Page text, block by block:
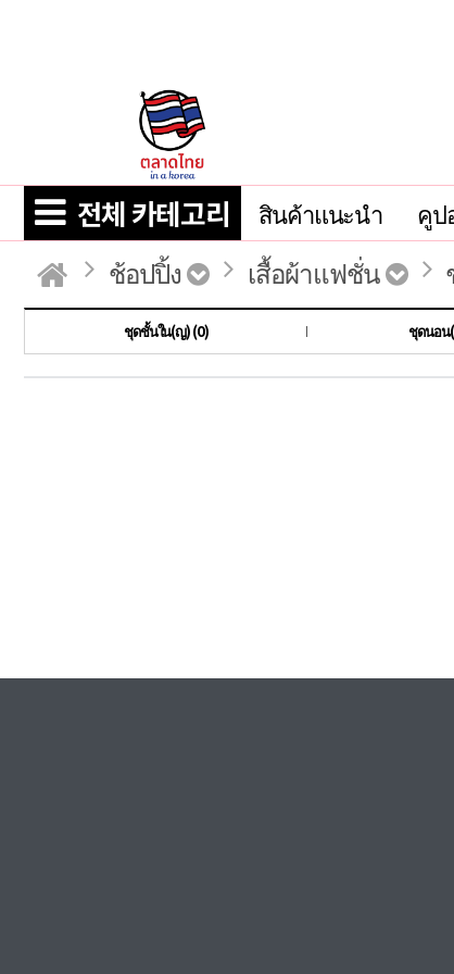
전체 카테고리 สินค้าแนะนำ คูป
ช้อปปิ้ง เสื้อผ้าแฟชั่น
ชุดชั้นใน(ญ) (0) ชุดนอน